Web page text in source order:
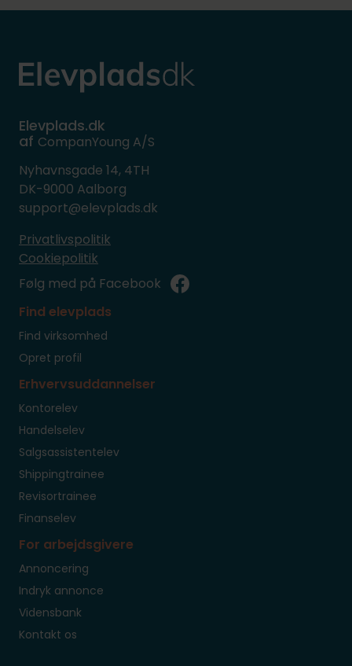
Elevplads.dk
af CompanYoung A/S
Nyhavnsgade 14, 4TH
DK-9000 Aalborg
support@elevplads.dk
Privatlivspolitik
Cookiepolitik
Følg med på Facebook
Find elevplads
Find virksomhed
Opret profil
Erhvervsuddannelser
Kontorelev
Handelselev
Salgsassistentelev
Shippingtrainee
Revisortrainee
Finanselev
For arbejdsgivere
Annoncering
Indryk annonce
Vidensbank
Kontakt os